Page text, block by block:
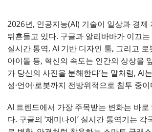
2026년, 인공지능(AI) 기술이 일상과 경제
뒤흔들고 있다. 구글과 알리바바가 이끄
실시간 통역, AI 기반 디자인 툴, 그리고
아이돌 등, 혁신의 속도는 인간의 상상을
가 당신의 사진을 분해한다’는 말처럼, AI
성·언어·로봇까지 전방위적으로 침투 중이
AI 트렌드에서 가장 주목받는 변화는 바로
다. 구글의 ‘재미나이’ 실시간 통역기는 각